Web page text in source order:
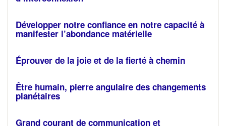
Développer notre confiance en notre capacité à
manifester l’abondance matérielle
Éprouver de la joie et de la fierté à chemin
Être humain, pierre angulaire des changements
planétaires
Grand courant de communication et